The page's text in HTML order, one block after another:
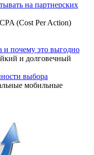
на партнерских
(Cost Per Action)
и почему это выгодно
и долговечный
выбора
мобильные